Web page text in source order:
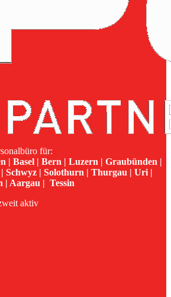
für:
| Basel | Bern | Luzern | Graubünden |
Schwyz | Solothurn | Thurgau | Uri |
| Aargau | Tessin
aktiv